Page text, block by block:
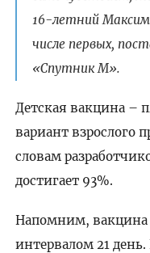
16-летний
числе первых,
«Спутник М».
Детская вакцина –
вариант взрослого
словам
достигает 93%.
Напомним, вакцина
интервалом 21